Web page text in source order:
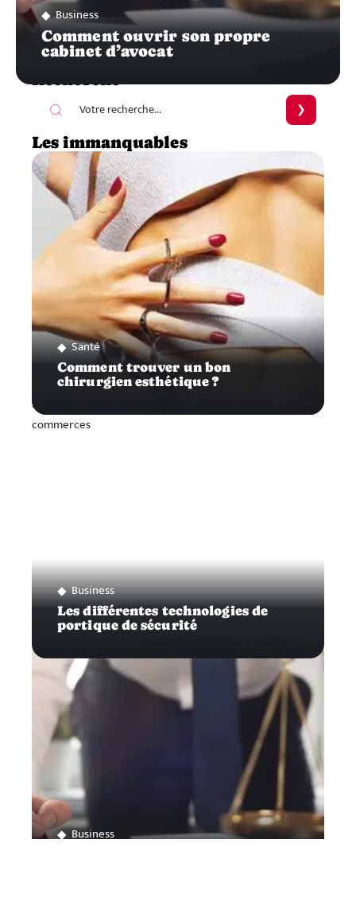
Business
Comment ouvrir son propre
cabinet d’avocat
Recherche
Les immanquables
Santé
Comment trouver un bon
chirurgien esthétique ?
Business
Les différentes technologies de
portique de sécurité
Business